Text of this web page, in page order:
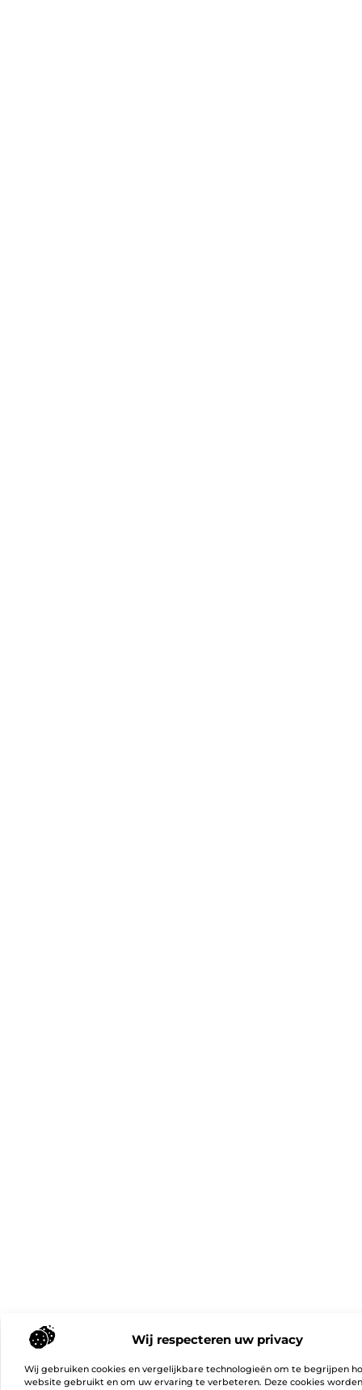
Wij respecteren uw privacy
Wij gebruiken cookies en vergelijkbare technologieën om te begrijpen
website gebruikt en om uw ervaring te verbeteren. Deze cookies